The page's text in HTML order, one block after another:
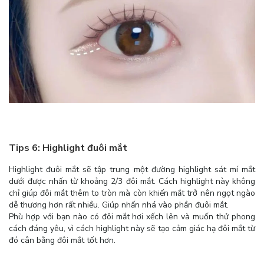
Tips 6: Highlight đuôi mắt
Highlight đuôi mắt sẽ tập trung một đường highlight sát mí mắt
dưới được nhấn từ khoảng 2/3 đôi mắt. Cách highlight này không
chỉ giúp đôi mắt thêm to tròn mà còn khiến mắt trở nên ngọt ngào
dễ thương hơn rất nhiều. Giúp nhấn nhá vào phần đuôi mắt.
Phù hợp với bạn nào có đôi mắt hơi xếch lên và muốn thử phong
cách đáng yêu, vì cách highlight này sẽ tạo cảm giác hạ đôi mắt từ
đó cân bằng đôi mắt tốt hơn.